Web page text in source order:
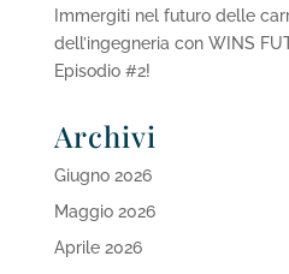
Immergiti nel futuro delle
dell’ingegneria con WINS
Episodio #2!
Archivi
Giugno 2026
Maggio 2026
Aprile 2026